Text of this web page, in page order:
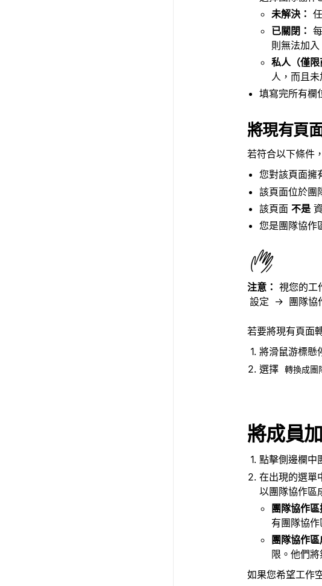
未解決：
已關閉：
則無法加入
私人（僅
人，而且
填寫完所有欄
將現有頁
若符合以下條件
您對該頁面擁
該頁面位於團
該頁面 不是
您是團隊協作
注意： 視您的工
設定 → 團隊協
若要將現有頁面
將滑鼠游標懸
選擇 轉換成團
將成員
點擊側邊欄中
在出現的選單
以團隊協作區
團隊協作
有團隊協作
團隊協作區
限。他們
如果您希望工作